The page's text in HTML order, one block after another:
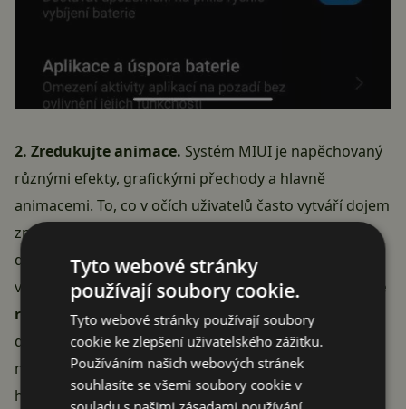
2. Zredukujte animace. Systém MIUI je napěchovaný
různými efekty, grafickými přechody a hlavně
animacemi. To, co v očích uživatelů často vytváří dojem
zpomalování a současně vytěžuje systém, je jejich
délka. Když ji zkrátíte, procesoru telefonu se uleví a
vašemu oku pak samozřejmě přijdoureakce přístroje
rychlejší. Jak na to? Zkrácení animací vyžaduje přístup
do Možností pro vývojáře. V nich najděte trojici
nastavení s měřítky animací a všechny je přepněte na
hodnotu 0.5x. Jestli nemáte přístup do Možností pro
Tyto webové stránky
používají soubory cookie.
Tyto webové stránky používají soubory
cookie ke zlepšení uživatelského zážitku.
Používáním našich webových stránek
souhlasíte se všemi soubory cookie v